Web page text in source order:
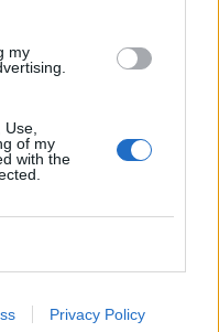
my
of my
with the
Privacy Policy
και στον εναέριο
επιχείρηση.